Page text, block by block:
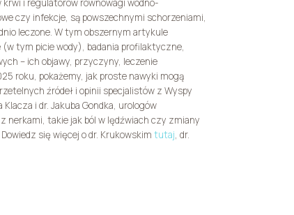
i regulatorów równowagi wodno-
czy infekcje, są powszechnymi schorzeniami,
leczone. W tym obszernym artykule
tym picie wody), badania profilaktyczne,
– ich objawy, przyczyny, leczenie
roku, pokażemy, jak proste nawyki mogą
źródeł i opinii specjalistów z Wyspy
i dr. Jakuba Gondka, urologów
nerkami, takie jak ból w lędźwiach czy zmiany
się więcej o dr. Krukowskim tutaj, dr.